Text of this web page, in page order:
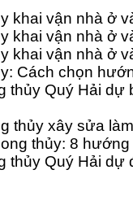
khai vận nhà ở
khai vận nhà ở
khai vận nhà ở
Cách chọn
thủy Quý Hải dự
thủy xây sửa
thủy: 8
thủy Quý Hải